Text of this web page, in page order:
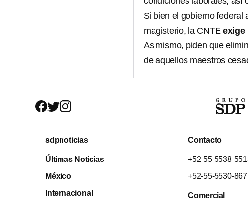
Si bien el gobierno federal
magisterio, la CNTE exige
Asimismo, piden que
de aquellos maestros
sdpnoticias
Últimas Noticias
México
Internacional
Contacto
+52-55-5538-
+52-55-5530-
Comercial